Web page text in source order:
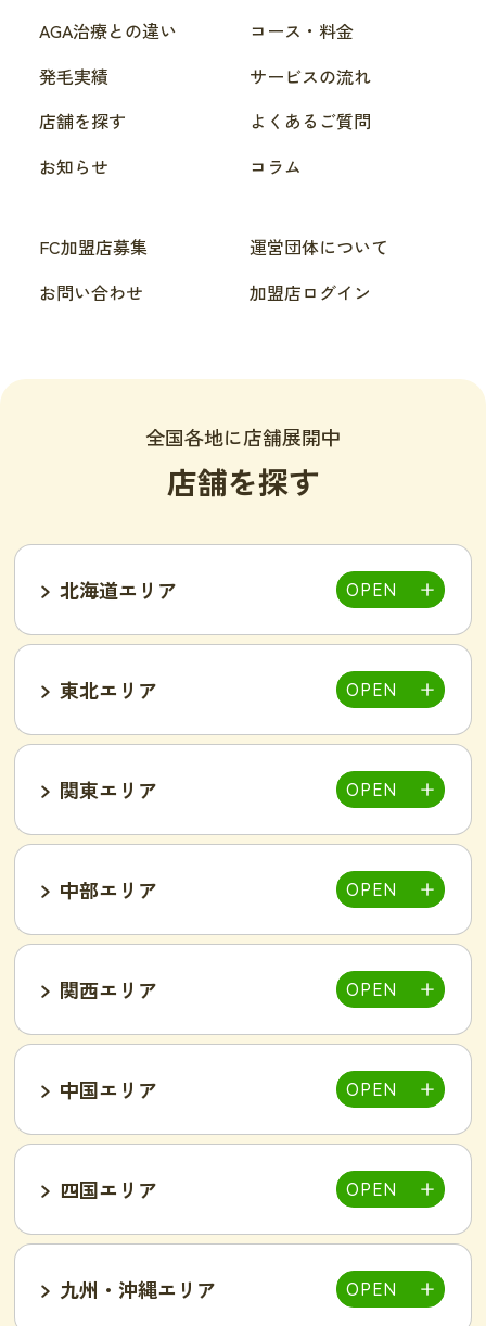
AGA治療との違い
コース・料金
発毛実績
サービスの流れ
店舗を探す
よくあるご質問
お知らせ
コラム
FC加盟店募集
運営団体について
お問い合わせ
加盟店ログイン
全国各地に店舗展開中
店舗を探す
北海道エリア
東北エリア
仙台泉店
関東エリア
大宮店 新所沢西口店
池袋西口店
吉祥寺駅前店
小岩駅前店 渋谷店 新橋店
小山店
中部エリア
富山インター店
甲府中央店
岐阜可児店
関西エリア
明石駅前店
豊岡店
東加古川店
姫路店
中国エリア
岡山駅前店 岡山東店
四国エリア
九州・沖縄エリア